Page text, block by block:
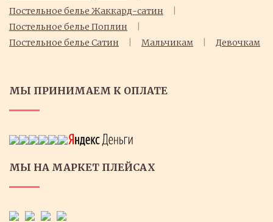
Постельное белье Жаккард-сатин
Постельное белье Поплин
Постельное белье Cатин
Мальчикам Девочкам
МЫ ПРИНИМАЕМ К ОПЛАТЕ
МЫ НА МАРКЕТ ПЛЕЙСАХ